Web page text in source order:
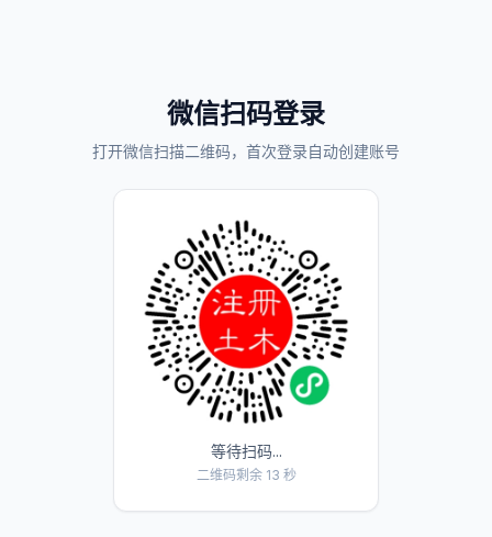
微信扫码登录
打开微信扫描二维码，首次登录自动创建账号
等待扫码...
二维码剩余 13 秒